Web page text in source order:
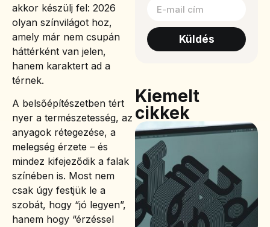
akkor készülj fel: 2026
olyan színvilágot hoz,
amely már nem csupán
háttérként van jelen,
hanem karaktert ad a
térnek.
A belsőépítészetben tért
nyer a természetesség, az
anyagok rétegezése, a
melegség érzete – és
mindez kifejeződik a falak
színében is. Most nem
csak úgy festjük le a
szobát, hogy “jó legyen”,
hanem hogy “érzéssel
Küldés
Kiemelt
cikkek